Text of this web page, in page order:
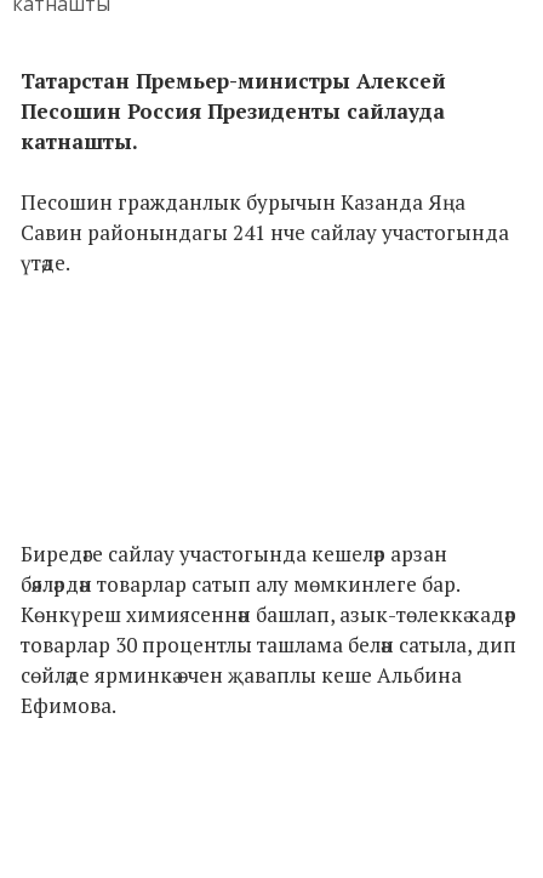
Татарстан Премьер-министры Алексей
Песошин Россия Президенты сайлауда
катнашты.
Песошин гражданлык бурычын Казанда Яңа
Савин районындагы 241 нче сайлау участогында
үтәде.
Биредәге сайлау участогында кешеләр арзан
бәяләрдән товарлар сатып алу мөмкинлеге бар.
Көнкүреш химиясеннән башлап, азык-төлеккә кадәр
товарлар 30 процентлы ташлама белән сатыла, дип
сөйләде ярминкә өчен җаваплы кеше Альбина
Ефимова.